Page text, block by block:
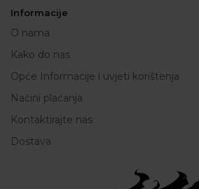
Informacije
O nama
Kako do nas
Opće Informacije i uvjeti korištenja
Načini plaćanja
Kontaktirajte nas
Dostava